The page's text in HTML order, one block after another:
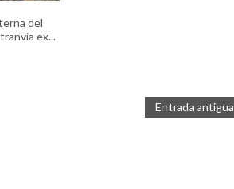
del
ex...
Entrada antigua